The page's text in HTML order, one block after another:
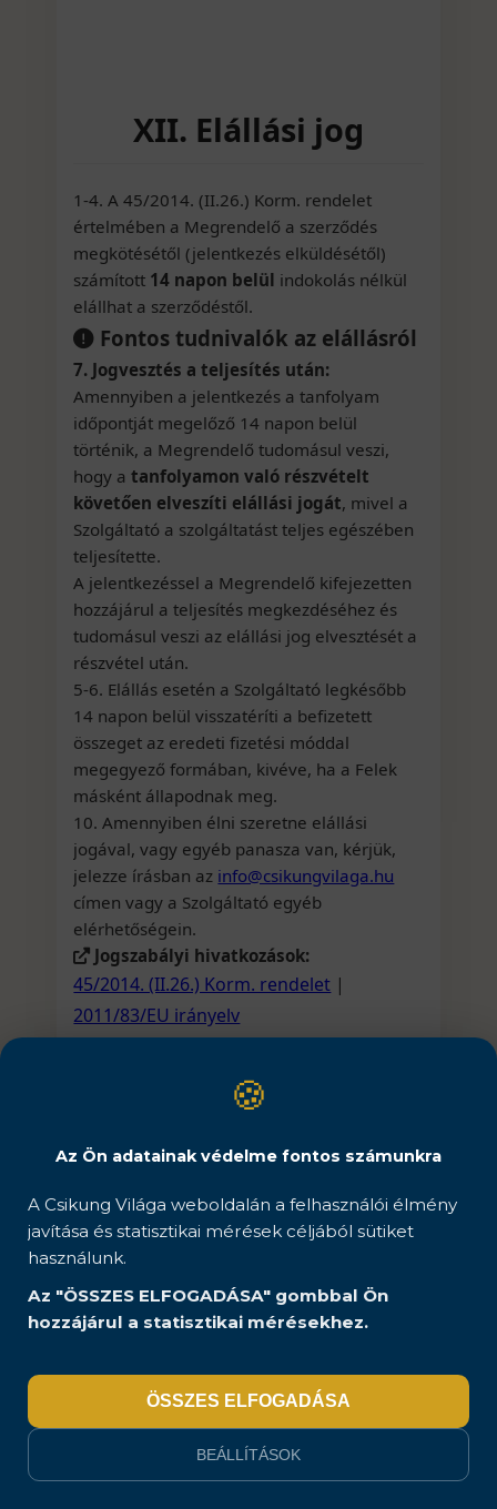
🍪
Az Ön adatainak védelme fontos számunkra
A Csikung Világa weboldalán a felhasználói élmény
javítása és statisztikai mérések céljából sütiket
használunk.
Az "ÖSSZES ELFOGADÁSA" gombbal Ön
hozzájárul a statisztikai mérésekhez.
BEÁLLÍTÁSOK
ÖSSZES ELFOGADÁSA
XII. Elállási jog
1-4. A 45/2014. (II.26.) Korm. rendelet
értelmében a Megrendelő a szerződés
megkötésétől (jelentkezés elküldésétől)
számított 14 napon belül indokolás nélkül
elállhat a szerződéstől.
Fontos tudnivalók az elállásról
7. Jogvesztés a teljesítés után:
Amennyiben a jelentkezés a tanfolyam
időpontját megelőző 14 napon belül
történik, a Megrendelő tudomásul veszi,
hogy atanfolyamon való részvételt
követően elveszíti elállási jogát, mivel a
Szolgáltató a szolgáltatást teljes egészében
teljesítette.
A jelentkezéssel a Megrendelő kifejezetten
hozzájárul a teljesítés megkezdéséhez és
tudomásul veszi az elállási jog elvesztését a
részvétel után.
5-6. Elállás esetén a Szolgáltató legkésőbb
14 napon belül visszatéríti a befizetett
összeget az eredeti fizetési móddal
megegyező formában, kivéve, ha a Felek
másként állapodnak meg.
10. Amennyiben élni szeretne elállási
jogával, vagy egyéb panasza van, kérjük,
jelezze írásban az info@csikungvilaga.hu
címen vagy a Szolgáltató egyéb
elérhetőségein.
Jogszabályi hivatkozások:
45/2014. (II.26.) Korm. rendelet |
2011/83/EU irányelv
XIII.
Igényérvényesítés és
kellékszavatosság
Megrendelő kellékszavatossági igényt
szabályai szerint. Választása szerint kérhet: